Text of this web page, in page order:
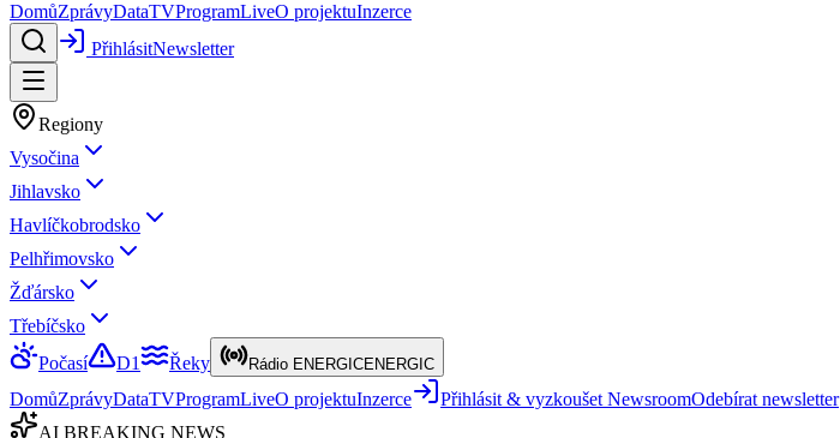
DomůZprávyDataTVProgramLiveO projektuInzerce
PřihlásitNewsletter
Regiony
Vysočina
Jihlavsko
Havlíčkobrodsko
Pelhřimovsko
Žďársko
Třebíčsko
Počasí
D1 Řeky Rádio ENERGICENERGIC
DomůZprávyDataTVProgramLiveO projektuInzerce Přihlásit & vyzkoušet NewsroomOdebírat newsletter
AI BREAKING NEWS